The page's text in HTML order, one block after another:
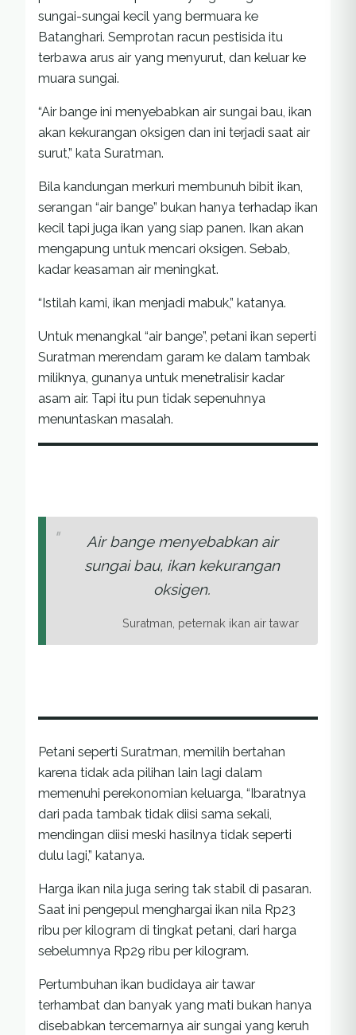
sungai-sungai kecil yang bermuara ke
Batanghari. Semprotan racun pestisida itu
terbawa arus air yang menyurut, dan keluar ke
muara sungai.
“Air bange ini menyebabkan air sungai bau, ikan
akan kekurangan oksigen dan ini terjadi saat air
surut,” kata Suratman.
Bila kandungan merkuri membunuh bibit ikan,
serangan “air bange” bukan hanya terhadap ikan
kecil tapi juga ikan yang siap panen. Ikan akan
mengapung untuk mencari oksigen. Sebab,
kadar keasaman air meningkat.
“Istilah kami, ikan menjadi mabuk,” katanya.
Untuk menangkal “air bange”, petani ikan seperti
Suratman merendam garam ke dalam tambak
miliknya, gunanya untuk menetralisir kadar
asam air. Tapi itu pun tidak sepenuhnya
menuntaskan masalah.
Air bange menyebabkan air
sungai bau, ikan kekurangan
oksigen.
Suratman, peternak ikan air tawar
Petani seperti Suratman, memilih bertahan
karena tidak ada pilihan lain lagi dalam
memenuhi perekonomian keluarga, “Ibaratnya
dari pada tambak tidak diisi sama sekali,
mendingan diisi meski hasilnya tidak seperti
dulu lagi,” katanya.
Harga ikan nila juga sering tak stabil di pasaran.
Saat ini pengepul menghargai ikan nila Rp23
ribu per kilogram di tingkat petani, dari harga
sebelumnya Rp29 ribu per kilogram.
Pertumbuhan ikan budidaya air tawar
terhambat dan banyak yang mati bukan hanya
disebabkan tercemarnya air sungai yang keruh